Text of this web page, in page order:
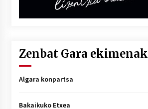
Zenbat Gara ekimenak
Algara konpartsa
Bakaikuko Etxea